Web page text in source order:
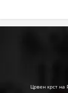
Црвен крст на